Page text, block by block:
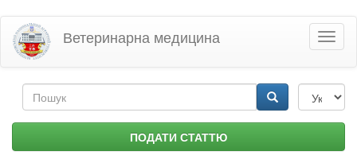
Перейти
основного
матеріалу
Ветеринарна медицина
Пошукова
форма ПОДАТИ СТАТТЮ